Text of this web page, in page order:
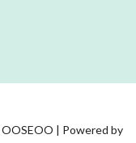
OOSEOO | Powered by